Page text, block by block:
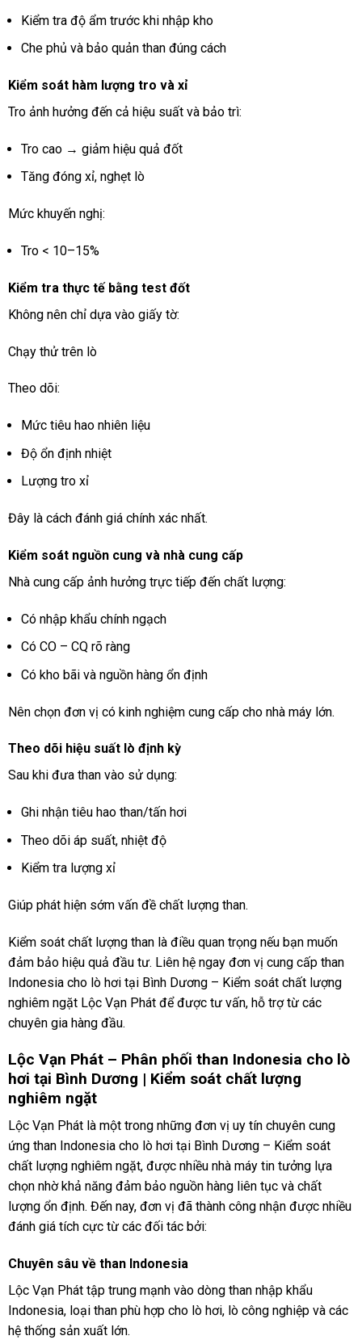
Kiểm tra độ ẩm trước khi nhập kho
Che phủ và bảo quản than đúng cách
Kiểm soát hàm lượng tro và xỉ
Tro ảnh hưởng đến cả hiệu suất và bảo trì:
Tro cao → giảm hiệu quả đốt
Tăng đóng xỉ, nghẹt lò
Mức khuyến nghị:
Tro < 10–15%
Kiểm tra thực tế bằng test đốt
Không nên chỉ dựa vào giấy tờ:
Chạy thử trên lò
Theo dõi:
Mức tiêu hao nhiên liệu
Độ ổn định nhiệt
Lượng tro xỉ
Đây là cách đánh giá chính xác nhất.
Kiểm soát nguồn cung và nhà cung cấp
Nhà cung cấp ảnh hưởng trực tiếp đến chất lượng:
Có nhập khẩu chính ngạch
Có CO – CQ rõ ràng
Có kho bãi và nguồn hàng ổn định
Nên chọn đơn vị có kinh nghiệm cung cấp cho nhà máy lớn.
Theo dõi hiệu suất lò định kỳ
Sau khi đưa than vào sử dụng:
Ghi nhận tiêu hao than/tấn hơi
Theo dõi áp suất, nhiệt độ
Kiểm tra lượng xỉ
Giúp phát hiện sớm vấn đề chất lượng than.
Kiểm soát chất lượng than là điều quan trọng nếu bạn muốn
đảm bảo hiệu quả đầu tư. Liên hệ ngay đơn vị cung cấp than
Indonesia cho lò hơi tại Bình Dương – Kiểm soát chất lượng
nghiêm ngặt Lộc Vạn Phát để được tư vấn, hỗ trợ từ các
chuyên gia hàng đầu.
Lộc Vạn Phát – Phân phối than Indonesia cho lò
hơi tại Bình Dương | Kiểm soát chất lượng
nghiêm ngặt
Lộc Vạn Phát là một trong những đơn vị uy tín chuyên cung
ứng than Indonesia cho lò hơi tại Bình Dương – Kiểm soát
chất lượng nghiêm ngặt, được nhiều nhà máy tin tưởng lựa
chọn nhờ khả năng đảm bảo nguồn hàng liên tục và chất
lượng ổn định. Đến nay, đơn vị đã thành công nhận được nhiều
đánh giá tích cực từ các đối tác bởi:
Chuyên sâu về than Indonesia
Lộc Vạn Phát tập trung mạnh vào dòng than nhập khẩu
Indonesia, loại than phù hợp cho lò hơi, lò công nghiệp và các
hệ thống sản xuất lớn.